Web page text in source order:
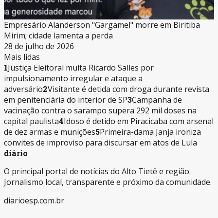
Empresário Alanderson "Gargamel" morre em Biritiba
Mirim; cidade lamenta a perda
28 de julho de 2026
Mais lidas
1Justiça Eleitoral multa Ricardo Salles por
impulsionamento irregular e ataque a
adversário2Visitante é detida com droga durante revista
em penitenciária do interior de SP3Campanha de
vacinação contra o sarampo supera 292 mil doses na
capital paulista4Idoso é detido em Piracicaba com arsenal
de dez armas e munições5Primeira-dama Janja ironiza
convites de improviso para discursar em atos de Lula
diário
O principal portal de notícias do Alto Tietê e região.
Jornalismo local, transparente e próximo da comunidade.
diarioesp.com.br